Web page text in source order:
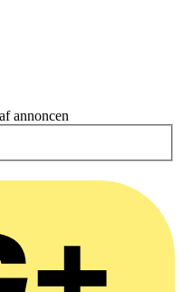
annoncen